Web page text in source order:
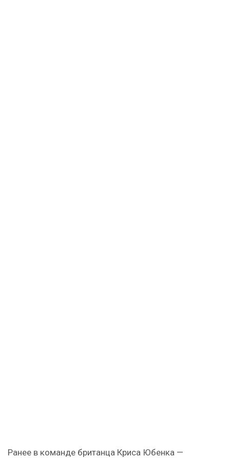
Ранее в команде британца Криса Юбенка —